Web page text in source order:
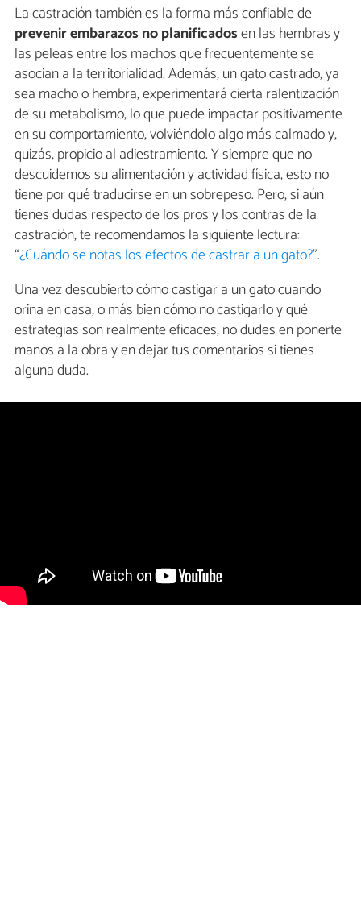
La castración también es la forma más confiable de
prevenir embarazos no planificadosen las hembras y
las peleas entre los machos que frecuentemente se
asocian a la territorialidad. Además, un gato castrado, ya
sea macho o hembra, experimentará cierta ralentización
de su metabolismo, lo que puede impactar positivamente
en su comportamiento, volviéndolo algo más calmado y,
quizás, propicio al adiestramiento. Y siempre que no
descuidemos su alimentación y actividad física, esto no
tiene por qué traducirse en un sobrepeso. Pero, si aún
tienes dudas respecto de los pros y los contras de la
castración, te recomendamos la siguiente lectura:
“¿Cuándo se notas los efectos de castrar a un gato?”.
Una vez descubierto cómo castigar a un gato cuando
orina en casa, o más bien cómo no castigarlo y qué
estrategias son realmente eficaces, no dudes en ponerte
manos a la obra y en dejar tus comentarios si tienes
alguna duda.